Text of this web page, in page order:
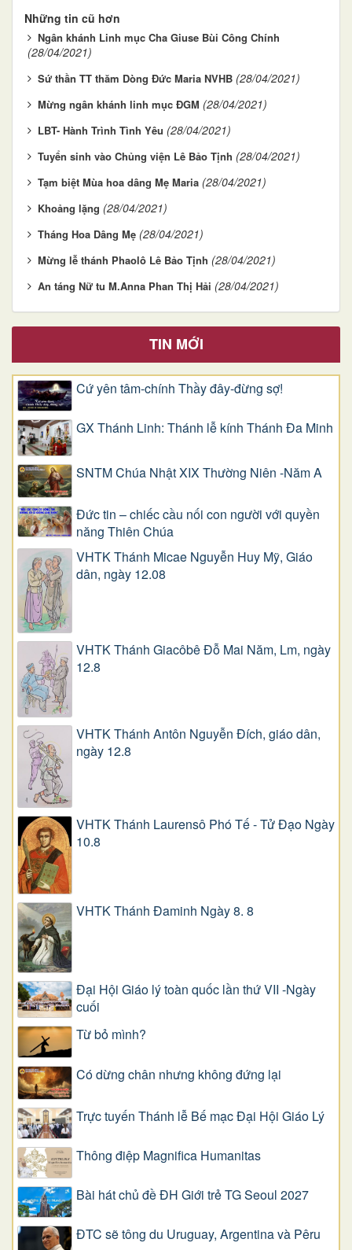
Những tin cũ hơn
Ngân khánh Linh mục Cha Giuse Bùi Công Chính
(28/04/2021)
Sứ thần TT thăm Dòng Đức Maria NVHB (28/04/2021)
Mừng ngân khánh linh mục ĐGM (28/04/2021)
LBT- Hành Trình Tình Yêu (28/04/2021)
Tuyển sinh vào Chủng viện Lê Bảo Tịnh (28/04/2021)
Tạm biệt Mùa hoa dâng Mẹ Maria (28/04/2021)
Khoảng lặng (28/04/2021)
Tháng Hoa Dâng Mẹ (28/04/2021)
Mừng lễ thánh Phaolô Lê Bảo Tịnh (28/04/2021)
An táng Nữ tu M.Anna Phan Thị Hải (28/04/2021)
TIN MỚI
Cứ yên tâm-chính Thầy đây-đừng sợ!
GX Thánh Linh: Thánh lễ kính Thánh Đa Minh
SNTM Chúa Nhật XIX Thường Niên -Năm A
Đức tin – chiếc cầu nối con người với quyền
năng Thiên Chúa
VHTK Thánh Micae Nguyễn Huy Mỹ, Giáo
dân, ngày 12.08
VHTK Thánh Giacôbê Ðỗ Mai Năm, Lm, ngày
12.8
VHTK Thánh Antôn Nguyễn Ðích, giáo dân,
ngày 12.8
VHTK Thánh Laurensô Phó Tế - Tử Đạo Ngày
10.8
VHTK Thánh Đaminh Ngày 8. 8
Đại Hội Giáo lý toàn quốc lần thứ VII -Ngày
cuối
Từ bỏ mình?
Có dừng chân nhưng không đứng lại
Trực tuyến Thánh lễ Bế mạc Đại Hội Giáo Lý
Thông điệp Magnifica Humanitas
Bài hát chủ đề ĐH Giới trẻ TG Seoul 2027
ĐTC sẽ tông du Uruguay, Argentina và Pêru